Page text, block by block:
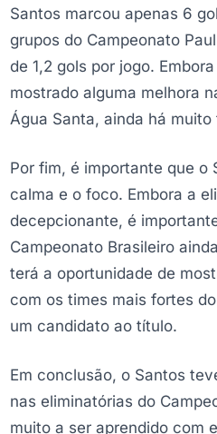
Santos marcou apenas 6
grupos do Campeonato
de 1,2 gols por jogo.
mostrado alguma melhora
Água Santa, ainda há
Por fim, é importante que o
calma e o foco. Embora a
decepcionante, é
Campeonato Brasileiro
terá a oportunidade de
com os times mais fortes
um candidato ao título.
Em conclusão, o Santos
nas eliminatórias do
muito a ser aprendido com